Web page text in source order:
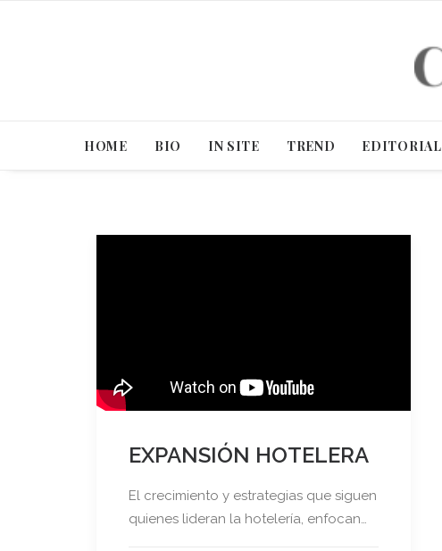
HOME BIO IN SITE TREND EDITORIAL
EXPANSIÓN HOTELERA
El crecimiento y estrategias que siguen
quienes lideran la hotelería, enfocan…